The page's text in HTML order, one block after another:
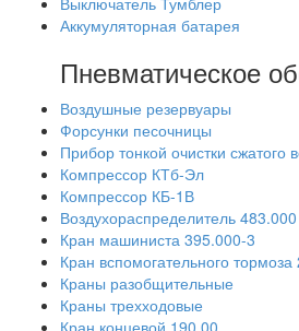
Аккумуляторная батарея
Пневматическое
Воздушные резервуары
Форсунки песочницы
Прибор тонкой очистки сжатого
Компрессор КТб-Эл
Компрессор КБ-1В
Воздухораспределитель 483.000
Кран машиниста 395.000-3
Кран вспомогательного тормоза
Краны разобщительные
Краны трехходовые
Кран концевой 190.00